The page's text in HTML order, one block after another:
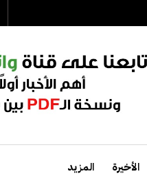
الأخيرة المزيد